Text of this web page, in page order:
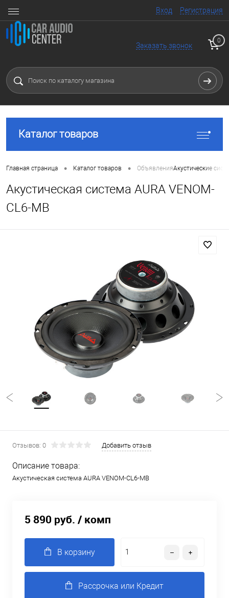
Вход Регистрация
Заказать звонок
0
Каталог товаров
Главная страница • Каталог товаров • ОбъявленияАкустические
Акустическая система AURA VENOM-
CL6-MB
Отзывов: 0 Добавить отзыв
Описание товара:
Акустическая система AURA VENOM-CL6-MB
5 890 руб. / комп
В корзину
Рассрочка или Кредит